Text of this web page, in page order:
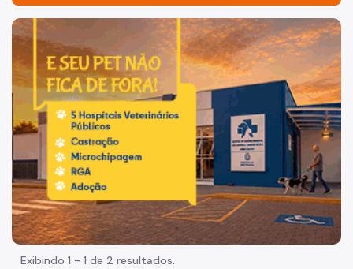
Acesso à Informação
Participação Social
Quadro de Serviços
Projetos Estratégicos
Programa Redenção
Primeira Infância
Núcleo de Articulação Intersetorial pela Prevenção e
Enfrentamento às Violências contra Criança e
Adolescente - NEVICA
Programa Reencontro
Imagem de um cachorro caramelo e uma gata rajada,
Exibindo 1 - 1 de 2 resultados.